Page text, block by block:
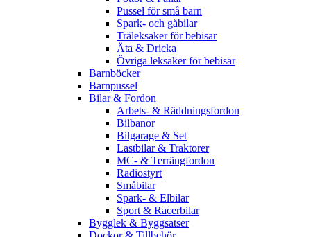
Pussel för små barn
Spark- och gåbilar
Träleksaker för bebisar
Äta & Dricka
Övriga leksaker för bebisar
Barnböcker
Barnpussel
Bilar & Fordon
Arbets- & Räddningsfordon
Bilbanor
Bilgarage & Set
Lastbilar & Traktorer
MC- & Terrängfordon
Radiostyrt
Småbilar
Spark- & Elbilar
Sport & Racerbilar
Bygglek & Byggsatser